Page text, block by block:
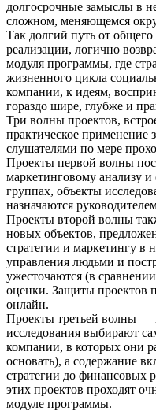
долгосрочные замыслы в
сложном, меняющемся
Так долгий путь от
реализации, логично
модуля программы, где
жизненного цикла
компании, к идеям,
гораздо шире, глубже и
Три волны проектов,
практическое применение
слушателями по мере
Проекты первой волны
маркетинговому анализу
группах, объекты
назначаются
Проекты второй волны
новых объектов,
стратегии и маркетингу в
управления людьми и
ужесточаются (в
оценки. Защиты проектов
онлайн.
Проекты третьей волны —
исследования выбирают
компании, в которых они
основать), а содержание
стратегии до финансовых
этих проектов проходят
модуле программы.